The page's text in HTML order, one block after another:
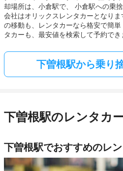
却場所は、小倉駅で、 小倉駅への乗
会社はオリックスレンタカーとなり
の移動も、レンタカーなら格安で簡
タカーも、最安値を検索して予約でき
下曽根駅から乗り
下曽根駅のレンタカ
下曽根駅でおすすめのレ